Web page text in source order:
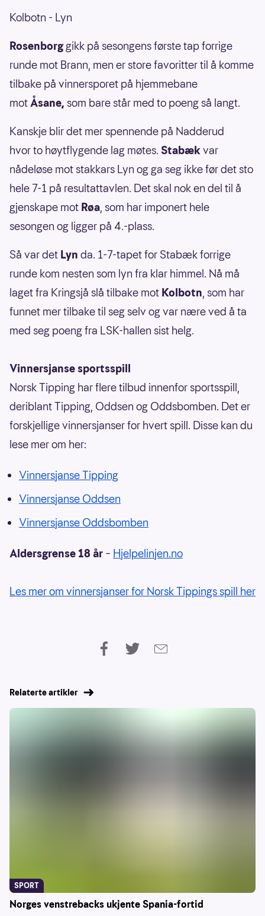
Kolbotn - Lyn
Rosenborggikk på sesongens første tap forrige
runde mot Brann, men er store favoritter til å komme
tilbake på vinnersporet på hjemmebane
motÅsane, som bare står med to poeng så langt.
Kanskje blir det mer spennende på Nadderud
hvor to høytflygende lag møtes. Stabækvar
nådeløse mot stakkars Lyn og ga seg ikke før det sto
hele 7-1 på resultattavlen. Det skal nok en del til å
gjenskape mot Røa, som har imponert hele
sesongen og ligger på 4.-plass.
Så var det Lyn da. 1-7-tapet for Stabæk forrige
runde kom nesten som lyn fra klar himmel. Nå må
laget fra Kringsjå slå tilbake mot Kolbotn, som har
funnet mer tilbake til seg selv og var nære ved å ta
med seg poeng fra LSK-hallen sist helg.
Vinnersjanse sportsspill
Norsk Tipping har flere tilbud innenfor sportsspill,
deriblant Tipping, Oddsen og Oddsbomben. Det er
forskjellige vinnersjanser for hvert spill. Disse kan du
lese mer om her:
Vinnersjanse Tipping
Vinnersjanse Oddsen
Vinnersjanse Oddsbomben
Aldersgrense 18 år – Hjelpelinjen.no
Les mer om vinnersjanser for Norsk Tippings spill her
Relaterte artikler
Norges venstrebacks ukjente Spania-fortid
SPORT